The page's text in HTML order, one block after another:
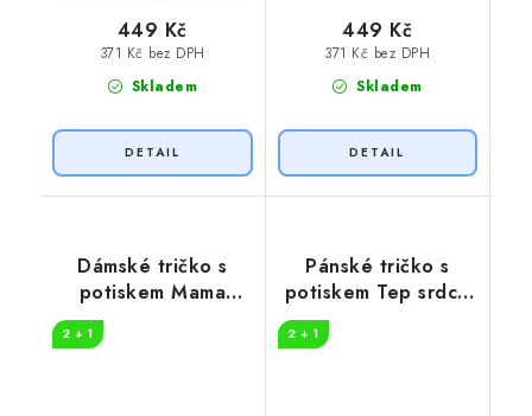
Skladem
371 Kč bez DPH
449 Kč
Skladem
371 Kč bez DPH
449 Kč
Dámské tričko s
potiskem Mama
needs wine
2 + 1
Pánské tričko s
potiskem Tep srdce
2 + 1